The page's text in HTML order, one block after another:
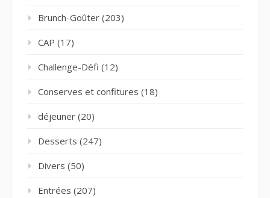
Brunch-Goûter (203)
CAP (17)
Challenge-Défi (12)
Conserves et confitures (18)
déjeuner (20)
Desserts (247)
Divers (50)
Entrées (207)